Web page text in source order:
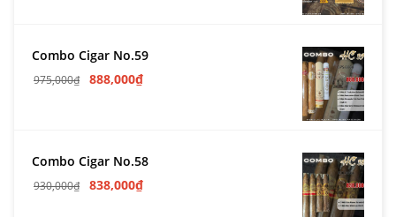
Combo Cigar No.59
975,000₫ 888,000₫
Combo Cigar No.58
930,000₫ 838,000₫